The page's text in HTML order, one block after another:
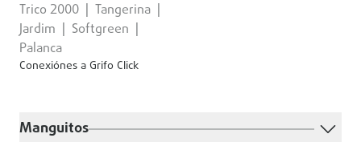
Trico 2000
Tangerina
Jardim
Softgreen
Palanca
Conexiónes a Grifo Click
Manguitos